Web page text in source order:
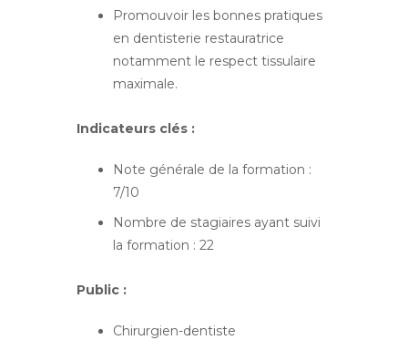
Promouvoir les bonnes pratiques
en dentisterie restauratrice
notamment le respect tissulaire
maximale.
Indicateurs clés :
Note générale de la formation :
7/10
Nombre de stagiaires ayant suivi
la formation : 22
Public :
Chirurgien-dentiste